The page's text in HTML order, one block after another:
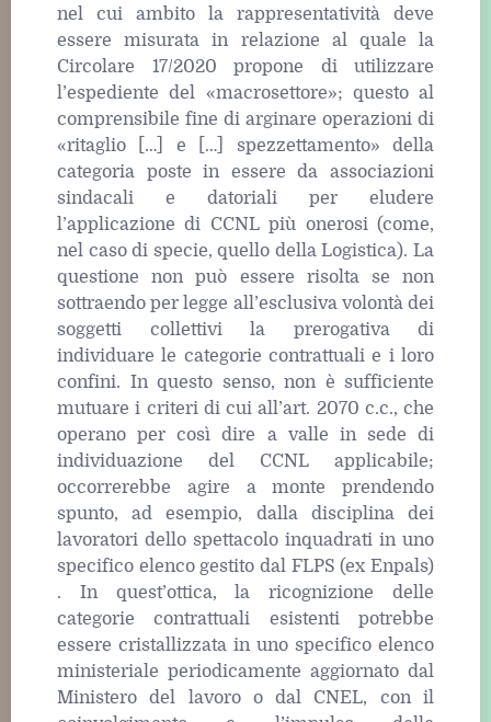
nel cui ambito la rappresentatività deve
essere misurata in relazione al quale la
Circolare 17/2020 propone di utilizzare
l’espediente del «macrosettore»; questo al
comprensibile fine di arginare operazioni di
«ritaglio […] e […] spezzettamento» della
categoria poste in essere da associazioni
sindacali e datoriali per eludere
l’applicazione di CCNL più onerosi (come,
nel caso di specie, quello della Logistica). La
questione non può essere risolta se non
sottraendo per legge all’esclusiva volontà dei
soggetti collettivi la prerogativa di
individuare le categorie contrattuali e i loro
confini. In questo senso, non è sufficiente
mutuare i criteri di cui all’art. 2070 c.c., che
operano per così dire a valle in sede di
individuazione del CCNL applicabile;
occorrerebbe agire a monte prendendo
spunto, ad esempio, dalla disciplina dei
lavoratori dello spettacolo inquadrati in uno
specifico elenco gestito dal FLPS (ex Enpals)
. In quest’ottica, la ricognizione delle
categorie contrattuali esistenti potrebbe
essere cristallizzata in uno specifico elenco
ministeriale periodicamente aggiornato dal
Ministero del lavoro o dal CNEL, con il